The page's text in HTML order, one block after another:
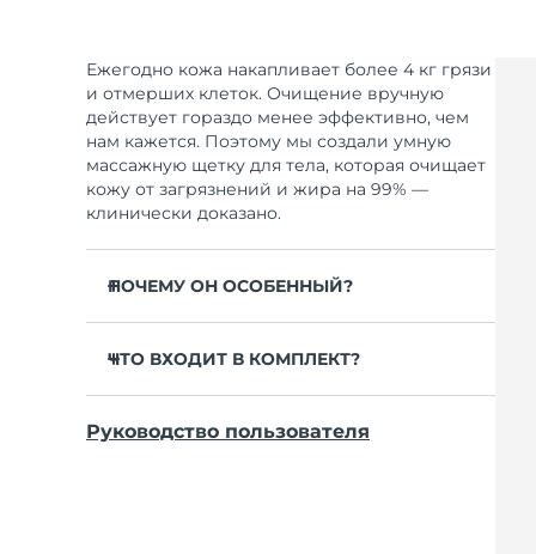
Ежегодно кожа накапливает более 4 кг грязи
и отмерших клеток. Очищение вручную
действует гораздо менее эффективно, чем
нам кажется. Поэтому мы создали умную
массажную щетку для тела, которая очищает
кожу от загрязнений и жира на 99% —
клинически доказано.
ПОЧЕМУ ОН ОСОБЕННЫЙ?
Глубокое очищение уменьшает высыпания
на коже.
Борется с целлюлитом.
ЧТО ВХОДИТ В КОМПЛЕКТ?
Зарядный кабель USB
Руководство пользователя